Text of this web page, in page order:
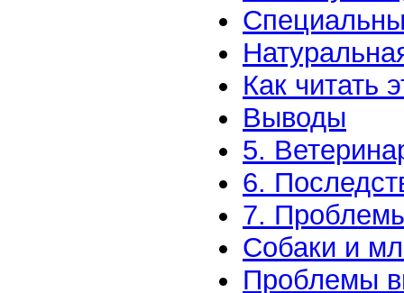
Как читать
Выводы
5.
6.
7.
Собаки и
Проблемы